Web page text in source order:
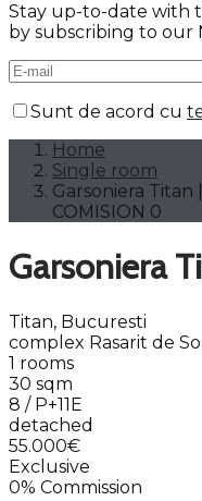
Stay up-to-date with
by subscribing to our
Sunt de acord cu
Home
Single room
Garsoniera Titan
COMISION 0
Garsoniera
Titan, Bucuresti
complex Rasarit de
1 rooms
30 sqm
8 / P+11E
detached
55.000€
Exclusive
0% Commission